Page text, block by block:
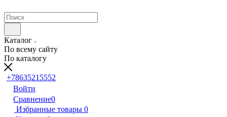
Каталог
По всему сайту
По каталогу
+78635215552
Войти
Сравнение0
Избранные товары 0